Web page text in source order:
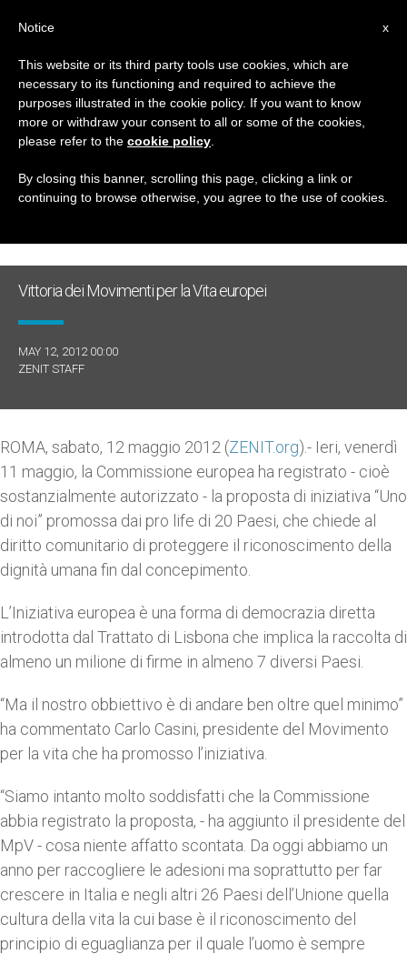
GIORNO
Maggio 12th, 2012
ULTIME NOTIZIE
Vittoria dei Movimenti per la Vita europei
MAY 12, 2012 00:00
ZENIT STAFF
ROMA, sabato, 12 maggio 2012 (ZENIT.org).- Ieri, venerdì
11 maggio, la Commissione europea ha registrato - cioè
sostanzialmente autorizzato - la proposta di iniziativa “Uno
di noi” promossa dai pro life di 20 Paesi, che chiede al
diritto comunitario di proteggere il riconoscimento della
dignità umana fin dal concepimento.
L’Iniziativa europea è una forma di democrazia diretta
introdotta dal Trattato di Lisbona che implica la raccolta di
almeno un milione di firme in almeno 7 diversi Paesi.
“Ma il nostro obbiettivo è di andare ben oltre quel minimo”
ha commentato Carlo Casini, presidente del Movimento
per la vita che ha promosso l’iniziativa.
“Siamo intanto molto soddisfatti che la Commissione
abbia registrato la proposta, - ha aggiunto il presidente del
MpV - cosa niente affatto scontata. Da oggi abbiamo un
anno per raccogliere le adesioni ma soprattutto per far
crescere in Italia e negli altri 26 Paesi dell’Unione quella
cultura della vita la cui base è il riconoscimento del
principio di eguaglianza per il quale l’uomo è sempre
x
Notice
This website or its third party tools use cookies, which are
necessary to its functioning and required to achieve the
purposes illustrated in the cookie policy. If you want to know
more or withdraw your consent to all or some of the cookies,
please refer to the cookie policy
By closing this banner, scrolling this page, clicking a link or
continuing to browse otherwise, you agree to the use of cookies.